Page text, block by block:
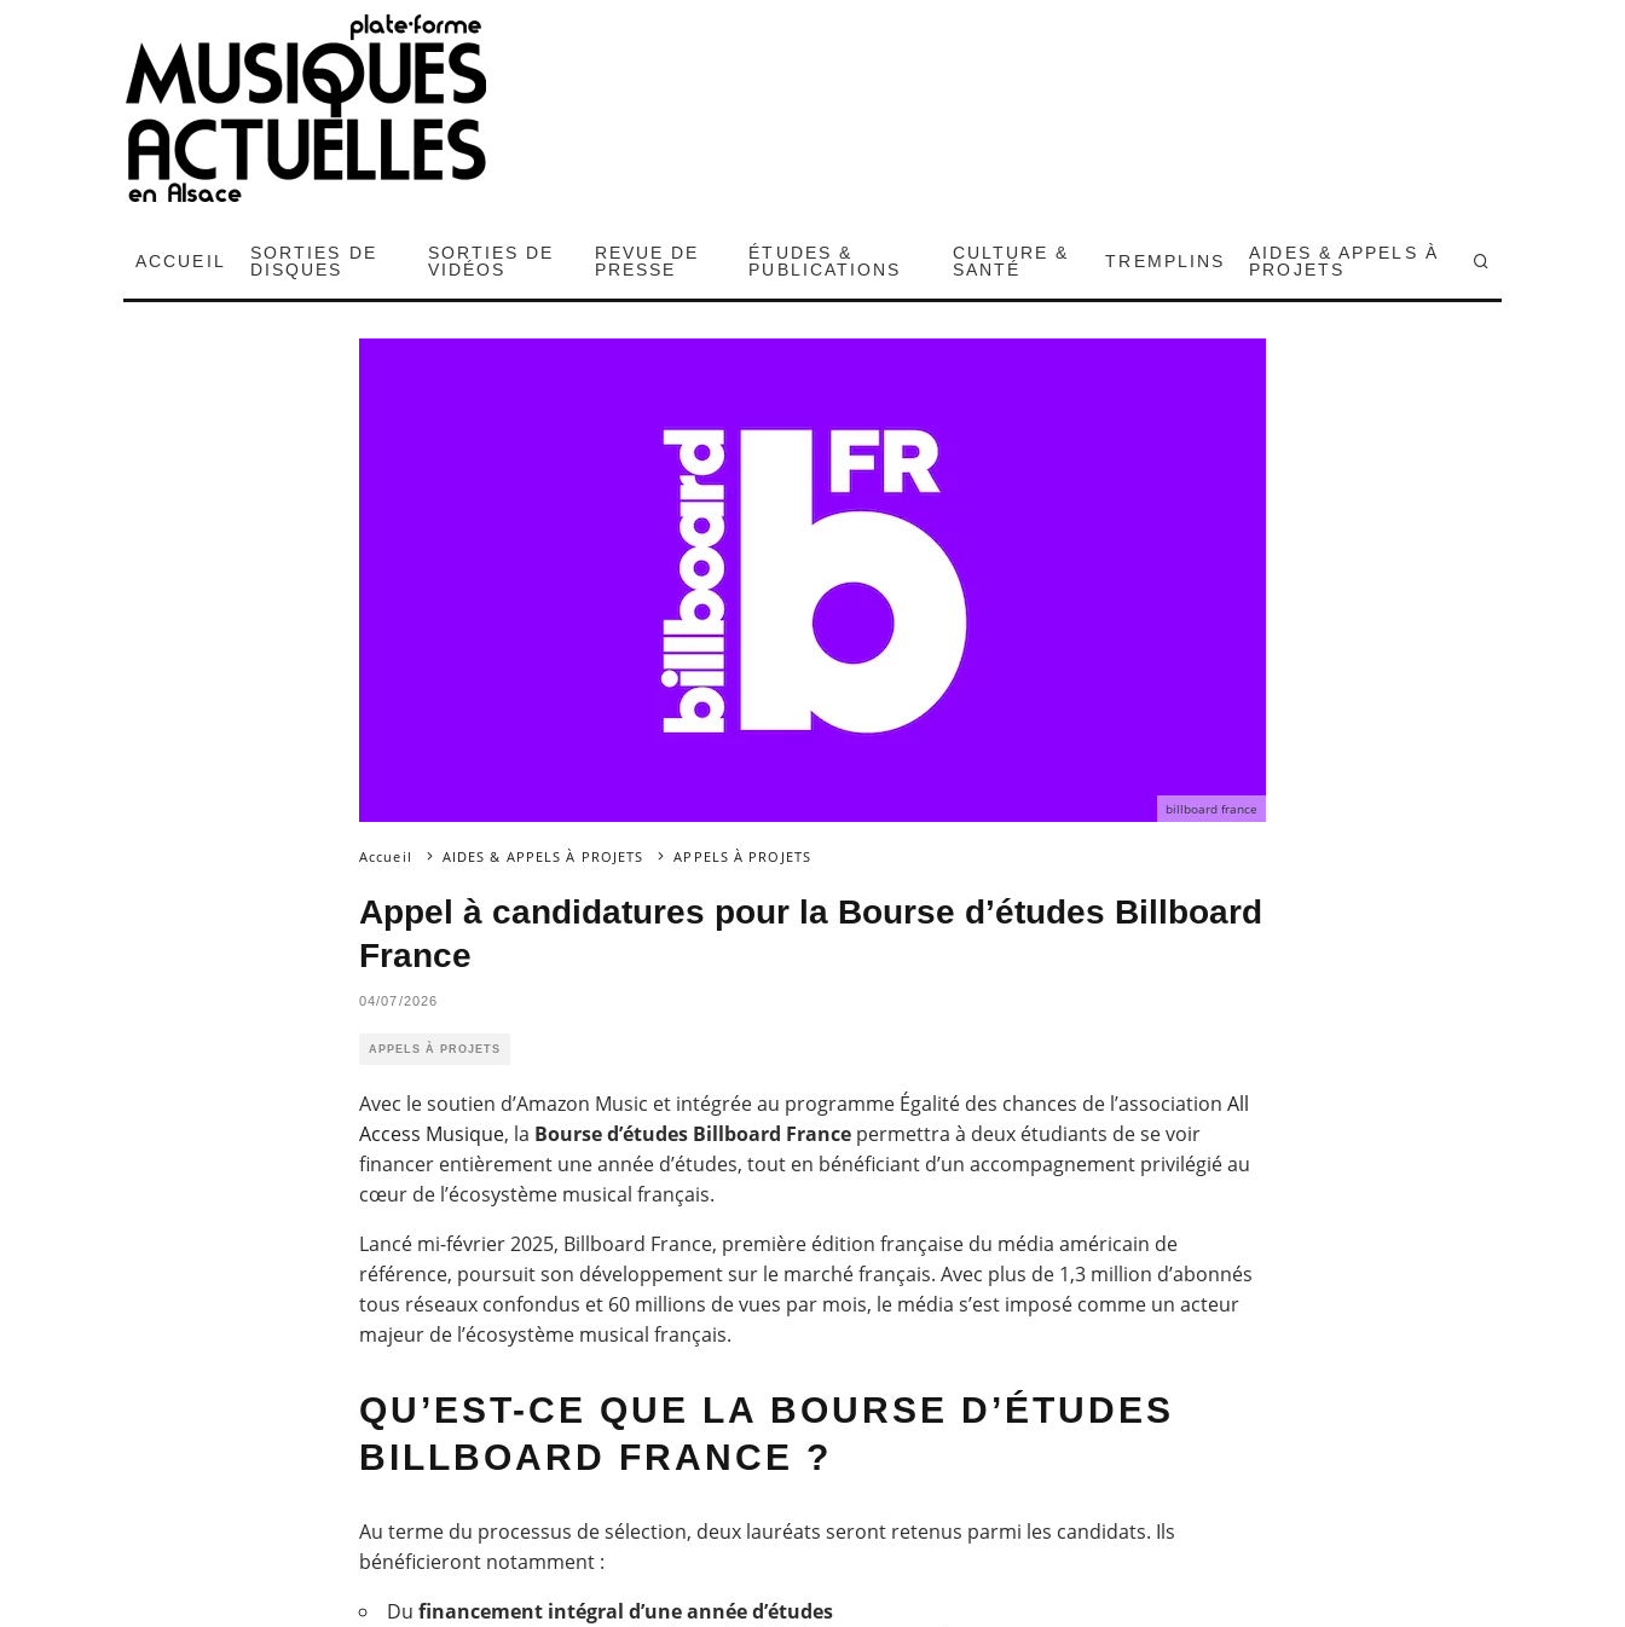
ACCUEIL
SORTIES DE
DISQUES
SORTIES DE
VIDÉOS
REVUE DE
PRESSE
ÉTUDES &
PUBLICATIONS
CULTURE &
SANTÉ
TREMPLINS
AIDES & APPELS À
PROJETS
billboard france
Accueil AIDES & APPELS À PROJETS APPELS À PROJETS
Appel à candidatures pour la Bourse d’études Billboard
France
04/07/2026
APPELS À PROJETS
Avec le soutien d’Amazon Music et intégrée au programme Égalité des chances de l’association All
Access Musique, la Bourse d’études Billboard France permettra à deux étudiants de se voir
financer entièrement une année d’études, tout en bénéficiant d’un accompagnement privilégié au
cœur de l’écosystème musical français.
Lancé mi-février 2025, Billboard France, première édition française du média américain de
référence, poursuit son développement sur le marché français. Avec plus de 1,3 million d’abonnés
tous réseaux confondus et 60 millions de vues par mois, le média s’est imposé comme un acteur
majeur de l’écosystème musical français.
QU’EST-CE QUE LA BOURSE D’ÉTUDES
BILLBOARD FRANCE ?
Au terme du processus de sélection, deux lauréats seront retenus parmi les candidats. Ils
bénéficieront notamment :
Du financement intégral d’une année d’études